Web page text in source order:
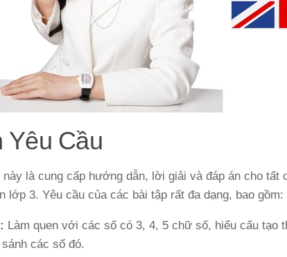
Yêu Cầu
là cung cấp hướng dẫn, lời giải và đáp án cho tất
lớp 3. Yêu cầu của các bài tập rất đa dạng, bao gồm:
Làm quen với các số có 3, 4, 5 chữ số, hiểu cấu tạo
các số đó.